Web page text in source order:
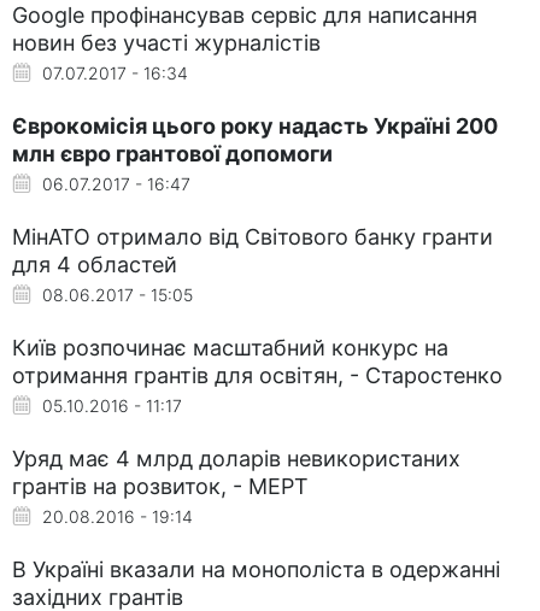
Google профінансував сервіс для написання
новин без участі журналістів
07.07.2017 - 16:34
Єврокомісія цього року надасть Україні 200
млн євро грантової допомоги
06.07.2017 - 16:47
МінАТО отримало від Світового банку гранти
для 4 областей
08.06.2017 - 15:05
Київ розпочинає масштабний конкурс на
отримання грантів для освітян, - Старостенко
05.10.2016 - 11:17
Уряд має 4 млрд доларів невикористаних
грантів на розвиток, - МЕРТ
20.08.2016 - 19:14
В Україні вказали на монополіста в одержанні
західних грантів